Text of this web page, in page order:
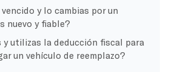
y lo cambias por un
nuevo y fiable?
y utilizas la deducción fiscal para
un vehículo de reemplazo?